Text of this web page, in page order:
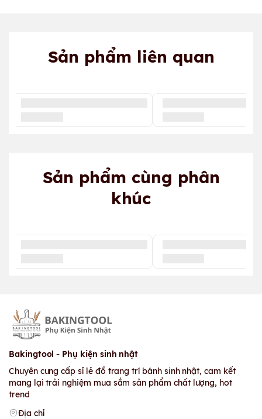
Sản phẩm liên quan
Sản phẩm cùng phân
khúc
Bakingtool - Phụ kiện sinh nhật
Chuyên cung cấp sỉ lẻ đồ trang trí bánh sinh nhật, cam kết
mang lại trải nghiệm mua sắm sản phẩm chất lượng, hot
trend
Địa chỉ